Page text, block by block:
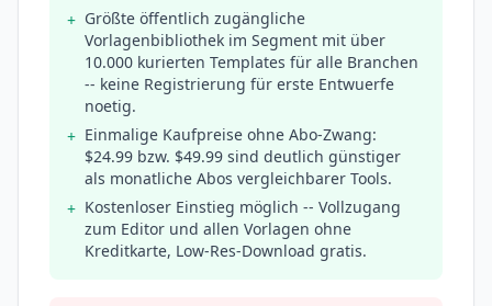
+ Größte öffentlich zugängliche
Vorlagenbibliothek im Segment mit über
10.000 kurierten Templates für alle Branchen
-- keine Registrierung für erste Entwuerfe
noetig.
+ Einmalige Kaufpreise ohne Abo-Zwang:
$24.99 bzw. $49.99 sind deutlich günstiger
als monatliche Abos vergleichbarer Tools.
+ Kostenloser Einstieg möglich -- Vollzugang
zum Editor und allen Vorlagen ohne
Kreditkarte, Low-Res-Download gratis.